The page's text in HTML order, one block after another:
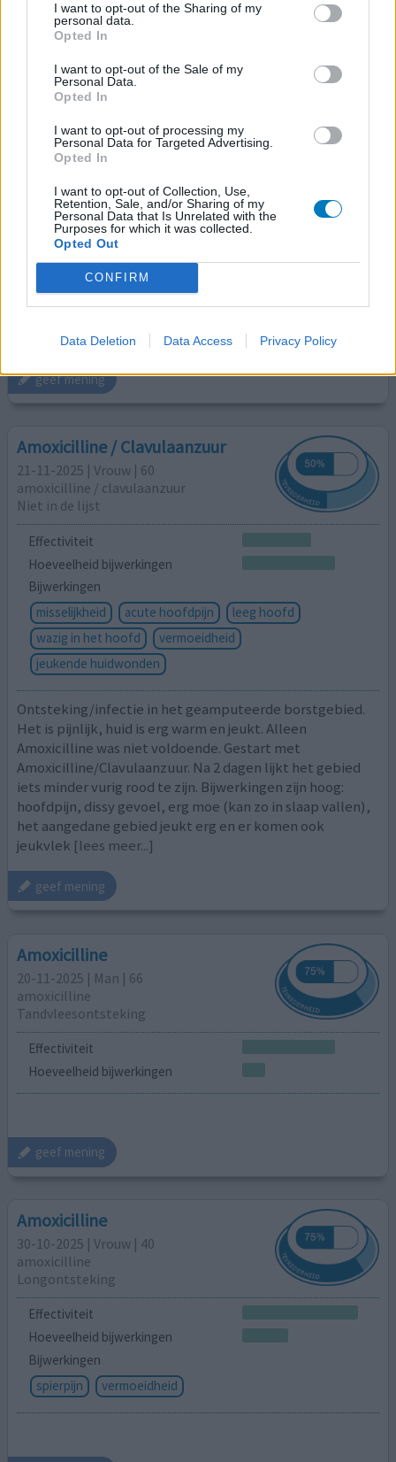
I want to opt-out of the Sharing of my
personal data.
Opted In
I want to opt-out of the Sale of my
Personal Data.
Opted In
I want to opt-out of processing my
Personal Data for Targeted Advertising.
Opted In
I want to opt-out of Collection, Use,
Retention, Sale, and/or Sharing of my
Personal Data that Is Unrelated with the
Purposes for which it was collected.
Opted Out
CONFIRM
Data Deletion Data Access Privacy Policy
Effectiviteit
Hoeveelheid bijwerkingen
duizeligheid
tintelingen en gevoelloosheid in het been
tintelingen en gevoelloosheid op de kont
gevoelloos in hoofd
oorsuizen
prikkeling of tintelingen in de nek
Eerder dit jaar heb ik eenzelfde antibiotica gehad, een
ander merk, maar met dezelfde stof amoxicilline, en
daarop had ik dezelfde reactie. Het tintelen begon bij
mijn benen, waarbij ik dacht dat ik een zenuw had klem
gezet. Maar de dag erna waren de tintelingen ook in mijn
nek, keel, en kaak, en tot mijn jukbeenderen. Ik ben
meer...]
geef mening
Amoxicilline / Clavulaanzuur
21-11-2025 | Vrouw | 60
amoxicilline / clavulaanzuur
Niet in de lijst
Effectiviteit
Hoeveelheid bijwerkingen
Bijwerkingen
misselijkheid
acute hoofdpijn
leeg hoofd
wazig in het hoofd
vermoeidheid
jeukende huidwonden
Ontsteking/infectie in het geamputeerde borstgebied.
Het is pijnlijk, huid is erg warm en jeukt. Alleen
Amoxicilline was niet voldoende. Gestart met
Amoxicilline/Clavulaanzuur. Na 2 dagen lijkt het gebied
iets minder vurig rood te zijn. Bijwerkingen zijn hoog:
hoofdpijn, dissy gevoel, erg moe (kan zo in slaap vallen),
het aangedane gebied jeukt erg en er komen ook
jeukvlek [lees meer...]
geef mening
Amoxicilline
20-11-2025 | Man | 66
amoxicilline
Tandvleesontsteking
Effectiviteit
Hoeveelheid bijwerkingen
geef mening
Amoxicilline
30-10-2025 | Vrouw | 40
amoxicilline
Longontsteking
Effectiviteit
Hoeveelheid bijwerkingen
Bijwerkingen
spierpijn
vermoeidheid